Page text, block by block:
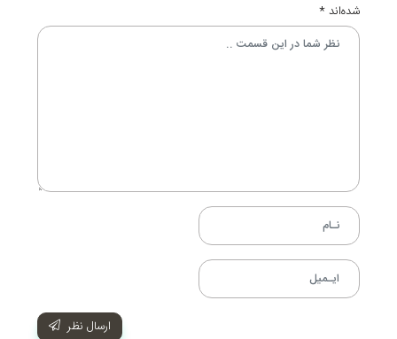
شده‌اند*
ارسال نظر